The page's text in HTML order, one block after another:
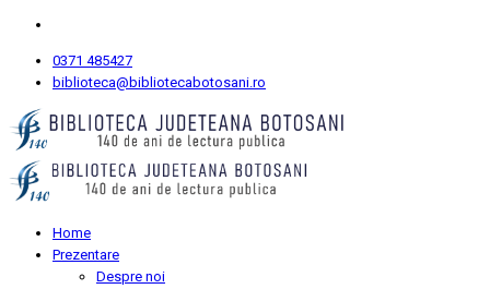
0371 485427
biblioteca@bibliotecabotosani.ro
Home
Prezentare
Despre noi